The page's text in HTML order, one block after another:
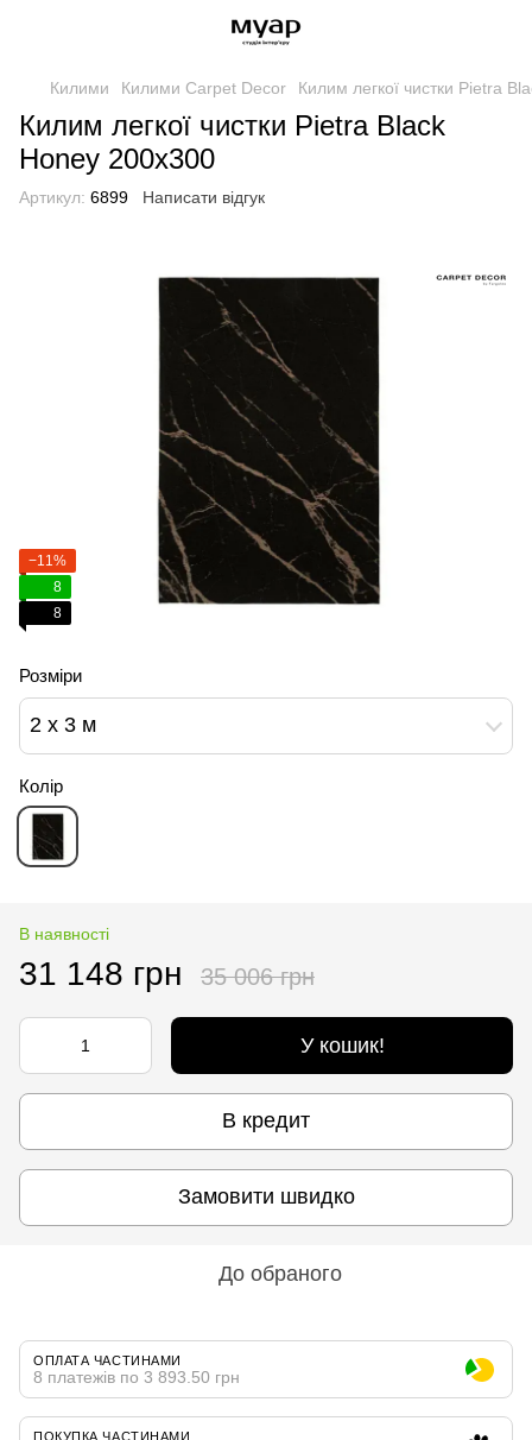
Килими Килими Carpet Decor Килим легкої чистки Pietra
Килим легкої чистки Pietra Black
Honey 200x300
Артикул: 6899 Написати відгук
−11%
8
8
Розміри
2 x 3 м
Колір
В наявності
31 148 грн 35 006 грн
У кошик!
В кредит
Замовити швидко
До обраного
ОПЛАТА ЧАСТИНАМИ
8 платежів по 3 893.50 грн
ПОКУПКА ЧАСТИНАМИ